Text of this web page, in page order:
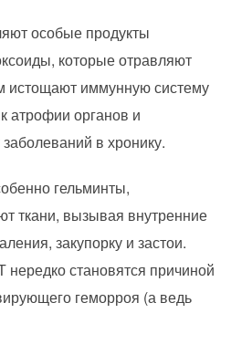
особые продукты
которые отравляют
истощают иммунную систему
атрофии органов и
в хронику.
гельминты,
ткани, вызывая внутренние
закупорку и застои.
становятся причиной
геморроя (а ведь